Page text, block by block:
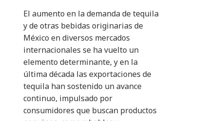
El aumento en la demanda de tequila
y de otras bebidas originarias de
México en diversos mercados
internacionales se ha vuelto un
elemento determinante, y en la
última década las exportaciones de
tequila han sostenido un avance
continuo, impulsado por
consumidores que buscan productos